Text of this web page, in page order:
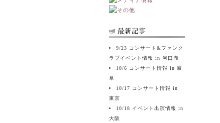
9/23 コンサート&ファンク
ラブイベント情報 in 河口湖
10/6 コンサート情報 in 岐
阜
10/17 コンサート情報 in
東京
10/18 イベント出演情報 in
大阪